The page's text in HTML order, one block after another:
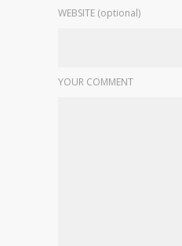
WEBSITE (optional)
YOUR COMMENT